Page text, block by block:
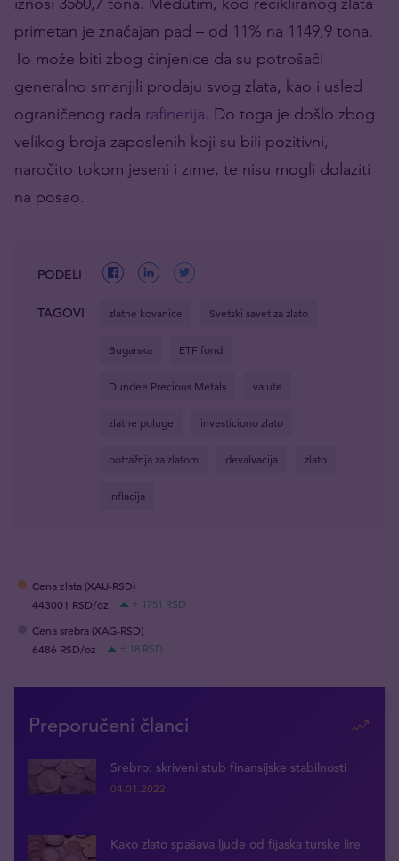
primetan je značajan pad – od 11% na 1149,9 tona.
To može biti zbog činjenice da su potrošači
generalno smanjili prodaju svog zlata, kao i usled
ograničenog rada rafinerija. Do toga je došlo zbog
velikog broja zaposlenih koji su bili pozitivni,
naročito tokom jeseni i zime, te nisu mogli dolaziti
na posao.
PODELI
TAGOVI zlatne kovanice Svetski savet za zlato
Bugarska ETF fond
Dundee Precious Metals valute
zlatne poluge investiciono zlato
potražnja za zlatom devalvacija zlato
Inflacija
Cena zlata (XAU-RSD)
443001 RSD/oz
+ 1751 RSD
Cena srebra (XAG-RSD)
6486 RSD/oz
+ 18 RSD
Preporučeni članci
Srebro: skriveni stub finansijske stabilnosti
04.01.2022
Kako zlato spašava ljude od fijaska turske lire